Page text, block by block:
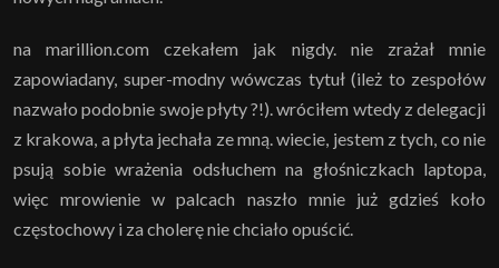
na marillion.com czekałem jak nigdy. nie zrażał mnie
zapowiadany, super-modny wówczas tytuł (ileż to zespołów
nazwało podobnie swoje płyty ?!). wróciłem wtedy z delegacji
z krakowa, a płyta jechała ze mną. wiecie, jestem z tych, co nie
psują sobie wrażenia odsłuchem na głośniczkach laptopa,
więc mrowienie w palcach naszło mnie już gdzieś koło
częstochowy i za cholerę nie chciało opuścić.